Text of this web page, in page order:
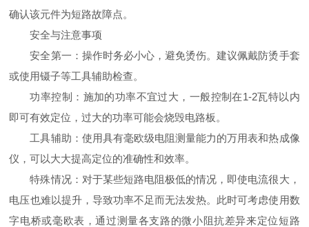
确认该元件为短路故障点。
安全与注意事项
安全第一：操作时务必小心，避免烫伤。建议佩戴防烫手套
或使用镊子等工具辅助检查。
功率控制：施加的功率不宜过大，一般控制在1-2瓦特以内
即可有效定位，过大的功率可能会烧毁电路板。
工具辅助：使用具有毫欧级电阻测量能力的万用表和热成像
仪，可以大大提高定位的准确性和效率。
特殊情况：对于某些短路电阻极低的情况，即使电流很大，
电压也难以提升，导致功率不足而无法发热。此时可考虑使用数
字电桥或毫欧表，通过测量各支路的微小阻抗差异来定位短路